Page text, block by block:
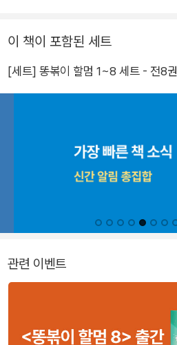
이 책이 포함된 세트
[세트] 똥볶이 할멈 1~8 세트 - 전8권
관련 이벤트